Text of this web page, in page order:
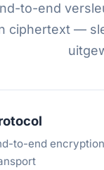
to-end
ciphertext —
to-end